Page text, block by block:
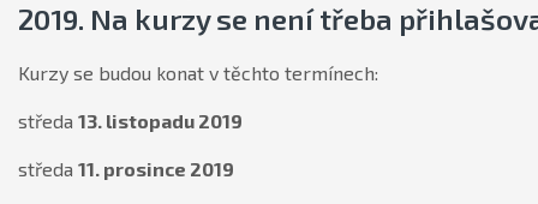
2019. Na kurzy se není třeba
Kurzy se budou konat v těchto termínech:
středa 13. listopadu 2019
středa 11. prosince 2019